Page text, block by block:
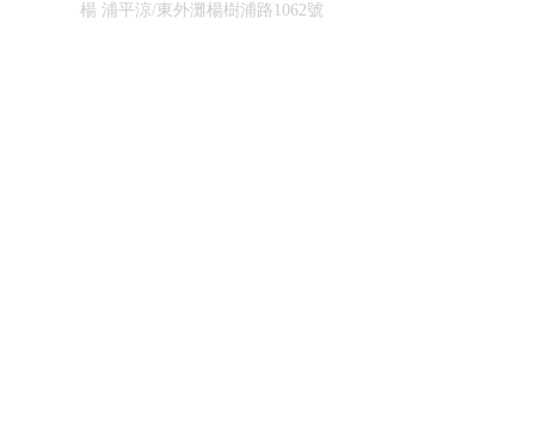
楊 浦平涼/東外灘楊樹浦路1062號